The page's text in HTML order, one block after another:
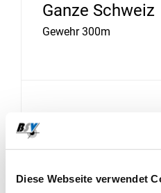
Diese Webseite verwendet
Ganze Schweiz
Gewehr 300m